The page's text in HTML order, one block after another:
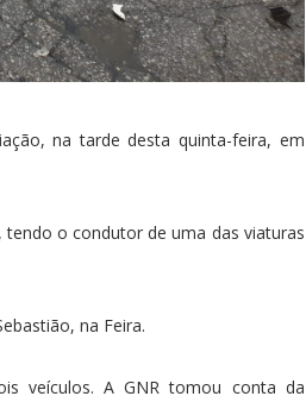
na tarde desta quinta-feira, em
tendo o condutor de uma das viaturas
na Feira.
veículos. A GNR tomou conta da